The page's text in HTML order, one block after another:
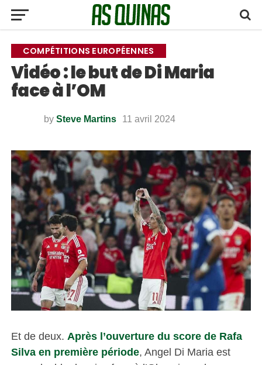
COMPÉTITIONS EUROPÉENNES
Vidéo : le but de Di Maria
face à l’OM
by Steve Martins 11 avril 2024
Et de deux. Après l’ouverture du score de Rafa
Silva en première période, Angel Di Maria est